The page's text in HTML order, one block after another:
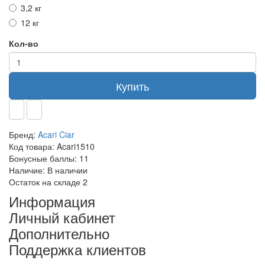
3,2 кг
12 кг
Кол-во
Купить
Бренд: Acari Ciar
Код товара: Acari1510
Бонусные баллы: 11
Наличие: В наличии
Остаток на складе 2
Информация
Личный кабинет
Дополнительно
Поддержка клиентов